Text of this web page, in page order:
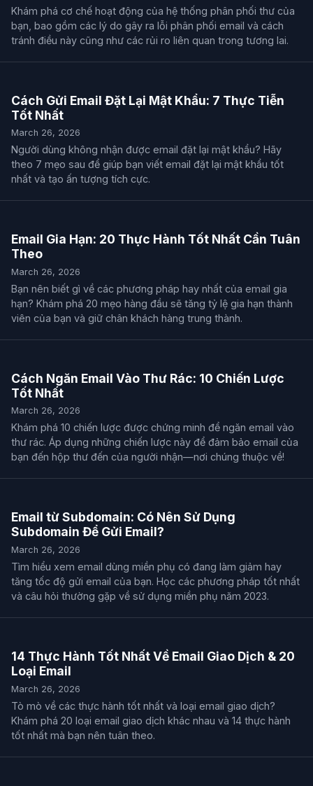
Khám phá cơ chế hoạt động của hệ thống phân phối thư của
bạn, bao gồm các lý do gây ra lỗi phân phối email và cách
tránh điều này cũng như các rủi ro liên quan trong tương lai.
Cách Gửi Email Đặt Lại Mật Khẩu: 7 Thực Tiễn
Tốt Nhất
March 26, 2026
Người dùng không nhận được email đặt lại mật khẩu? Hãy
theo 7 mẹo sau để giúp bạn viết email đặt lại mật khẩu tốt
nhất và tạo ấn tượng tích cực.
Email Gia Hạn: 20 Thực Hành Tốt Nhất Cần Tuân
Theo
March 26, 2026
Bạn nên biết gì về các phương pháp hay nhất của email gia
hạn? Khám phá 20 mẹo hàng đầu sẽ tăng tỷ lệ gia hạn thành
viên của bạn và giữ chân khách hàng trung thành.
Cách Ngăn Email Vào Thư Rác: 10 Chiến Lược
Tốt Nhất
March 26, 2026
Khám phá 10 chiến lược được chứng minh để ngăn email vào
thư rác. Áp dụng những chiến lược này để đảm bảo email của
bạn đến hộp thư đến của người nhận—nơi chúng thuộc về!
Email từ Subdomain: Có Nên Sử Dụng
Subdomain Để Gửi Email?
March 26, 2026
Tìm hiểu xem email dùng miền phụ có đang làm giảm hay
tăng tốc độ gửi email của bạn. Học các phương pháp tốt nhất
và câu hỏi thường gặp về sử dụng miền phụ năm 2023.
14 Thực Hành Tốt Nhất Về Email Giao Dịch & 20
Loại Email
March 26, 2026
Tò mò về các thực hành tốt nhất và loại email giao dịch?
Khám phá 20 loại email giao dịch khác nhau và 14 thực hành
tốt nhất mà bạn nên tuân theo.